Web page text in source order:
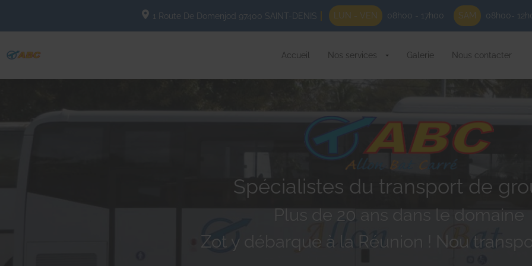
1 Route De Domenjod 97400 SAINT-DENIS LUN - VEN 08h00 - 17h00 SAM 08h00-
Spécialistes du transport de
Plus de 20 ans dans le domaine
Zot y débarque à la Réunion ! Nou
Accueil Nos services Galerie Nous contacter